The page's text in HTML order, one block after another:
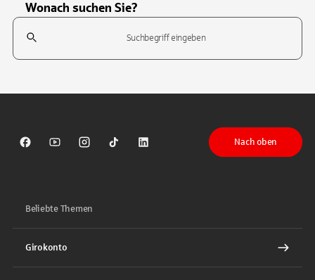
Wonach suchen Sie?
Suchfeld
Sparkasse auf Facebook
Sparkasse auf Youtube
Sparkasse auf Instagram
Sparkasse auf TikTok
Sparkasse auf LinkedIn
Nach oben
Beliebte Themen
Girokonto